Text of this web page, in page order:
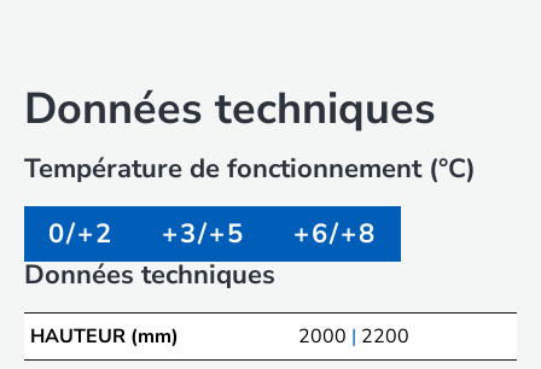
Données techniques
Température de fonctionnement (°C)
0/+2
+3/+5
+6/+8
Données techniques
HAUTEUR (mm) 2000 | 2200